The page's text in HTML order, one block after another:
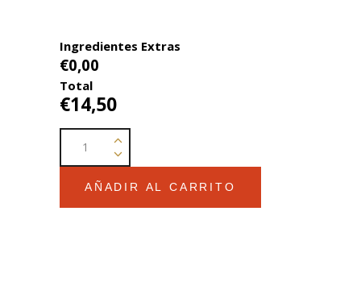
Ingredientes Extras
€0,00
Total
€14,50
quantity
AÑADIR AL CARRITO